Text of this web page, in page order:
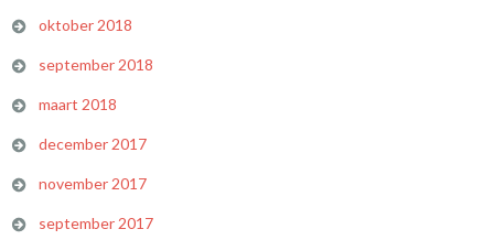
oktober 2018
september 2018
maart 2018
december 2017
november 2017
september 2017